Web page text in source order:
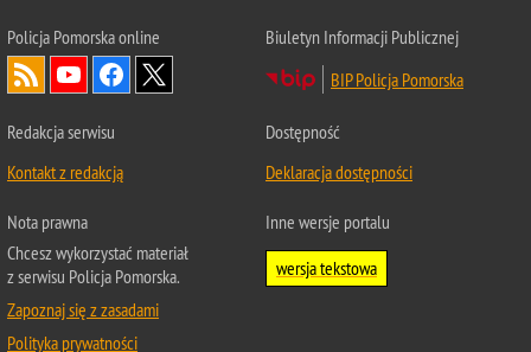
Policja Pomorska online
Biuletyn Informacji Publicznej
BIP Policja Pomorska
Redakcja serwisu
Kontakt z redakcją
Dostępność
Deklaracja dostępności
Nota prawna
Chcesz wykorzystać materiał
z serwisu Policja Pomorska.
Zapoznaj się z zasadami
Polityka prywatności
Inne wersje portalu
wersja tekstowa